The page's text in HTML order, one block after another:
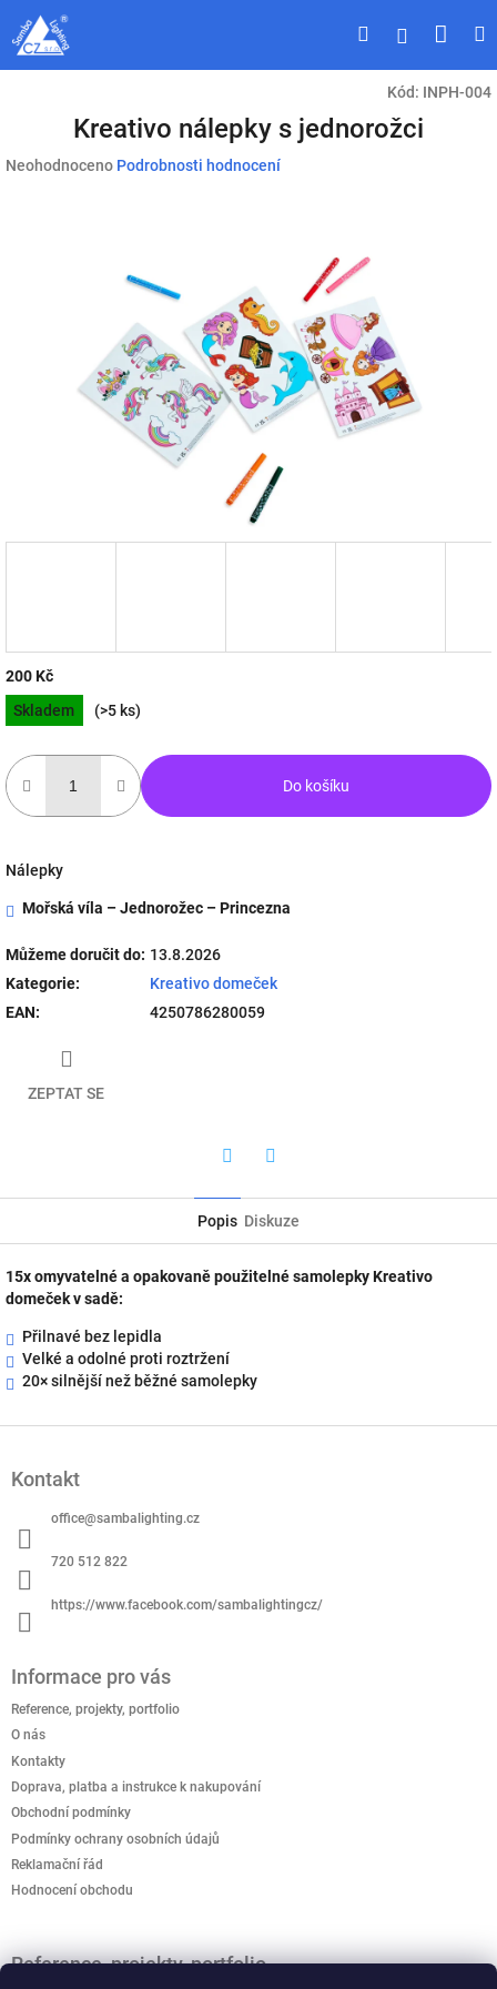
obsah
HledatPřihlášení
Kód: INPH-004
Kreativo nálepky s jednorožci
Průměrné
Neohodnoceno Podrobnosti hodnocení
200 Kč
Měrná
cena:
Skladem (>5 ks)
Do košíku
Nálepky
Mořská víla – Jednorožec – Princezna
Můžeme doručit do: 13.8.2026
Kategorie:
Kreativo domeček
EAN: 4250786280059
ZEPTAT SE
Popis Diskuze
15x omyvatelné a opakovaně použitelné samolepky Kreativo
domeček v sadě:
Přilnavé bez lepidla
Velké a odolné proti roztržení
20× silnější než běžné samolepky
Kontakt
office@sambalighting.cz
720 512 822
https://www.facebook.com/sambalightingcz/
Informace pro vás
Reference, projekty, portfolio
O nás
Kontakty
Doprava, platba a instrukce k nakupování
Obchodní podmínky
Podmínky ochrany osobních údajů
Reklamační řád
Hodnocení obchodu
Reference, projekty, portfolio